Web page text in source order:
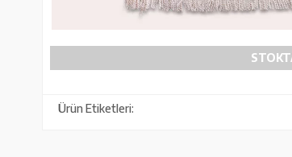
Ürün Etiketleri: